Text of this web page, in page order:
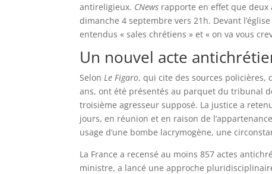
antireligieux. CNews rapporte en effet que deux
dimanche 4 septembre vers 21h. Devant
entendus « sales chrétiens » et « on va vous
Un nouvel acte
Selon Le Figaro, qui cite des sources policières,
ans, ont été présentés au parquet du tribunal
troisième agresseur supposé. La justice a
jours, en réunion et en raison de
usage d’une bombe lacrymogène, une
La France a recensé au moins 857 actes
ministre, a lancé une approche